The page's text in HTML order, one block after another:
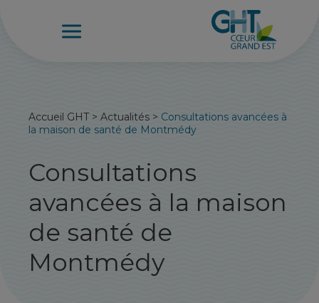
Accueil GHT>Actualités > Consultations avancées à
la maison de santé de Montmédy
Consultations
avancées à la maison
de santé de
Montmédy